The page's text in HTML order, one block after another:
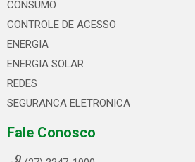
CONSUMO
CONTROLE DE ACESSO
ENERGIA
ENERGIA SOLAR
REDES
SEGURANCA ELETRONICA
Fale Conosco